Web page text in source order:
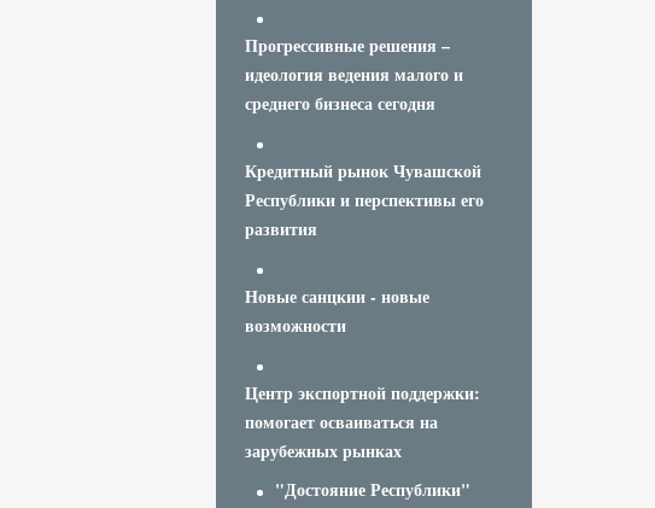
Прогрессивные решения –
идеология ведения малого и
среднего бизнеса сегодня
Кредитный рынок Чувашской
Республики и перспективы его
развития
Новые санцкии - новые
возможности
Центр экспортной поддержки:
помогает осваиваться на
зарубежных рынках
"Достояние Республики"